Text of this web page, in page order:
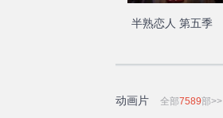
半熟恋人 第五季
动画片 全部7589部>>